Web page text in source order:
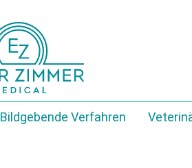
Bildgebende Verfahren